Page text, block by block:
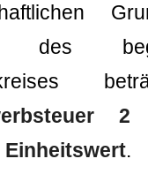
des
Einheitswert.